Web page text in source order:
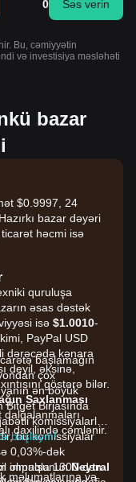
0 Səs verin
Bu, cəmiyyətin
və investisiya məsləhəti
bazar
$0.9997, 24
bazar dəyəri
həcmi isə
quruluşa
əsas dəstək
isə $1.0010-
PayPal USD
dərəcədə kənara
deyil, əksinə,
göstərə bilər.
Saxlanması
daxilində cəmlənir.
impulsununNeytral
başlamağın
çox
ən böyük
Bitget Birjasında
komissiyalarla
bu komissiyalar
0,03%-dək
olmaqla 1300-dən
başlayın!
məlumatlarına və